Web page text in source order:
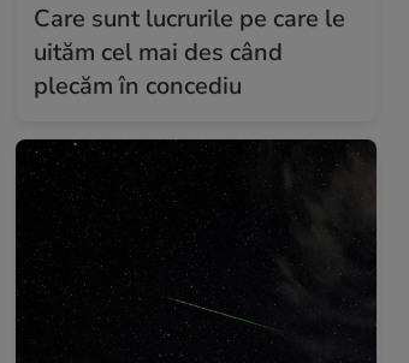
Care sunt lucrurile pe care le
uităm cel mai des când
plecăm în concediu